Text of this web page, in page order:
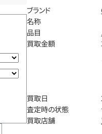
ブランド
名称
品目
買取金額
買取日
査定時の状態
買取店舗